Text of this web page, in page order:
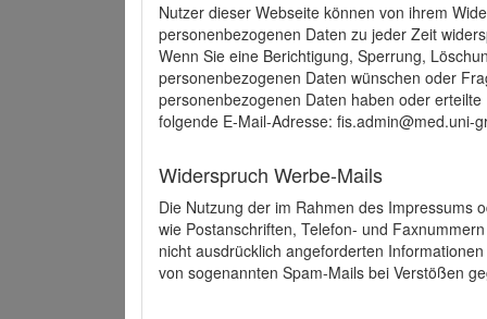
Nutzer dieser Webseite können von ihrem
personenbezogenen Daten zu jeder Zeit
Wenn Sie eine Berichtigung, Sperrung,
personenbezogenen Daten wünschen oder
personenbezogenen Daten haben oder
folgende E-Mail-Adresse: fis.admin@med.uni-
Widerspruch Werbe-Mails
Die Nutzung der im Rahmen des Impressums
wie Postanschriften, Telefon- und
nicht ausdrücklich angeforderten
von sogenannten Spam-Mails bei Verstößen